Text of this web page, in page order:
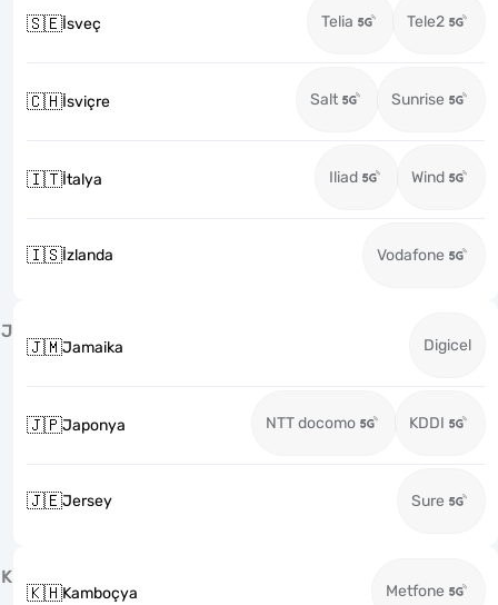
🇸🇪İsveç Telia Tele2
🇨🇭İsviçre Salt Sunrise
🇮🇹İtalya Iliad Wind
🇮🇸İzlanda Vodafone
J
🇯🇲Jamaika Digicel
🇯🇵Japonya NTT docomo KDDI
🇯🇪Jersey Sure
K
🇰🇭Kamboçya Metfone